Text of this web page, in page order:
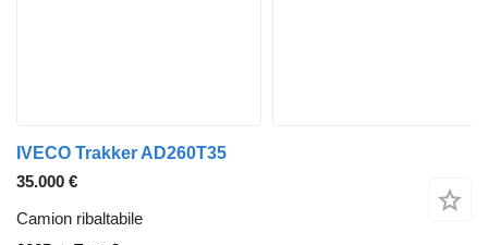
IVECO Trakker AD260T35
35.000 €
Camion ribaltabile